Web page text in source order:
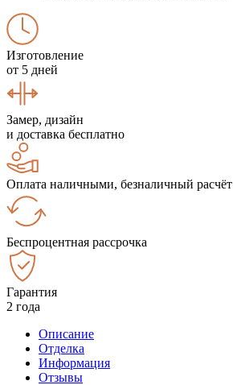
Изготовление
от 5 дней
Замер, дизайн
и доставка бесплатно
Оплата наличными, безналичный расчёт
Беспроцентная рассрочка
Гарантия
2 года
Описание
Отделка
Информация
Отзывы